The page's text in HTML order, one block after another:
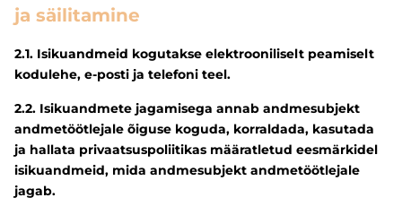
ja säilitamine
2.1. Isikuandmeid kogutakse elektrooniliselt peamiselt
kodulehe, e-posti ja telefoni teel.
2.2. Isikuandmete jagamisega annab andmesubjekt
andmetöötlejale õiguse koguda, korraldada, kasutada
ja hallata privaatsuspoliitikas määratletud eesmärkidel
isikuandmeid, mida andmesubjekt andmetöötlejale
jagab.